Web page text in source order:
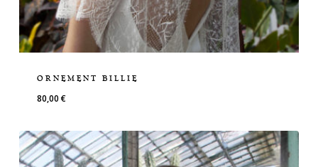
ORNEMENT BILLIE
80,00€